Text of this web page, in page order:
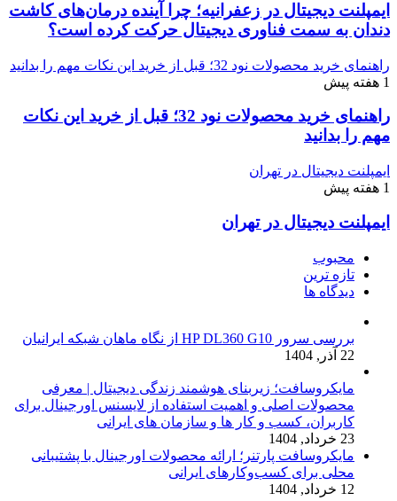
ایمپلنت دیجیتال در زعفرانیه؛ چرا آینده درمان‌های کاشت
دندان به سمت فناوری دیجیتال حرکت کرده است؟
راهنمای خرید محصولات نود 32؛ قبل از خرید این نکات مهم را بدانید
1 هفته پیش
راهنمای خرید محصولات نود 32؛ قبل از خرید این نکات
مهم را بدانید
ایمپلنت دیجیتال در تهران
1 هفته پیش
ایمپلنت دیجیتال در تهران
محبوب
تازه ترین
دیدگاه ها
بررسی سرور HP DL360 G10 از نگاه ماهان شبکه ایرانیان
22 آذر, 1404
مایکروسافت؛ زیربنای هوشمند زندگی دیجیتال | معرفی
محصولات اصلی و اهمیت استفاده از لایسنس اورجینال برای
کاربران، کسب و کار ها و سازمان های ایرانی
23 خرداد, 1404
مایکروسافت پارتنر؛ ارائه محصولات اورجینال با پشتیبانی
محلی برای کسب‌وکارهای ایرانی
12 خرداد, 1404